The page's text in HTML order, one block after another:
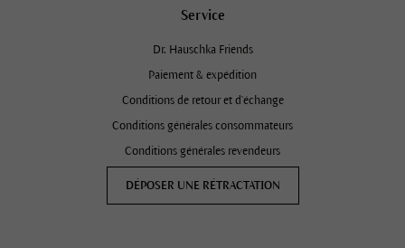
Service
Dr. Hauschka Friends
Paiement & expédition
Conditions de retour et d'échange
Conditions générales consommateurs
Conditions générales revendeurs
DÉPOSER UNE RÉTRACTATION